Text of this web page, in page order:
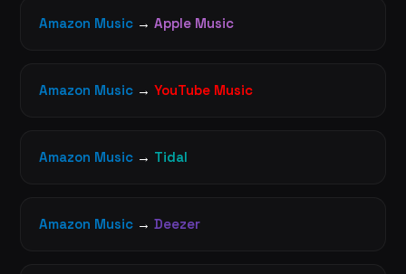
Amazon Music → Apple Music
Amazon Music → YouTube Music
Amazon Music → Tidal
Amazon Music → Deezer